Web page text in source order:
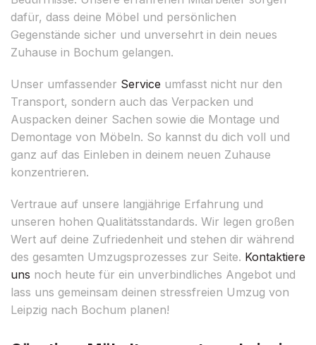
dafür, dass deine Möbel und persönlichen
Gegenstände sicher und unversehrt in dein neues
Zuhause in Bochum gelangen.
Unser umfassender Service umfasst nicht nur den
Transport, sondern auch das Verpacken und
Auspacken deiner Sachen sowie die Montage und
Demontage von Möbeln. So kannst du dich voll und
ganz auf das Einleben in deinem neuen Zuhause
konzentrieren.
Vertraue auf unsere langjährige Erfahrung und
unseren hohen Qualitätsstandards. Wir legen großen
Wert auf deine Zufriedenheit und stehen dir während
des gesamten Umzugsprozesses zur Seite. Kontaktiere
uns noch heute für ein unverbindliches Angebot und
lass uns gemeinsam deinen stressfreien Umzug von
Leipzig nach Bochum planen!